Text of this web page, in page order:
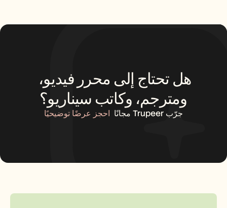
ومترجم، وكاتب سيناريو؟
جرّب Trupeer مجانًا احجز عرضًا توضيحيًا